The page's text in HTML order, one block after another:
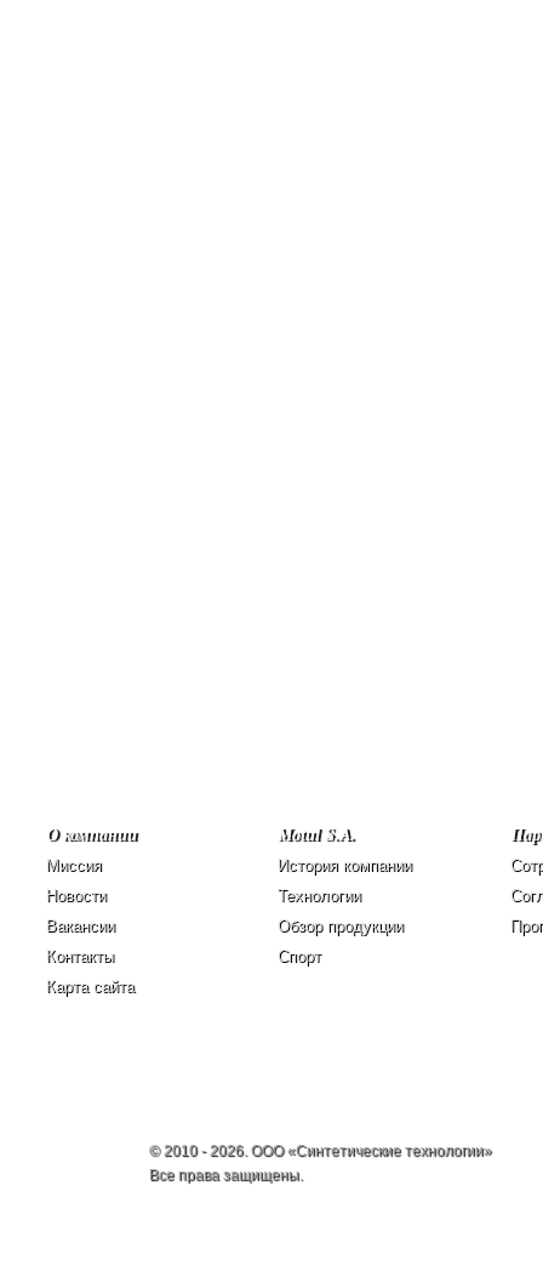
О компании
Миссия
Новости
Вакансии
Контакты
Карта сайта
Motul S.A.
История компании
Технологии
Обзор продукции
Спорт
© 2010 - 2026. ООО «Синтетические технологии»
Все права защищены.